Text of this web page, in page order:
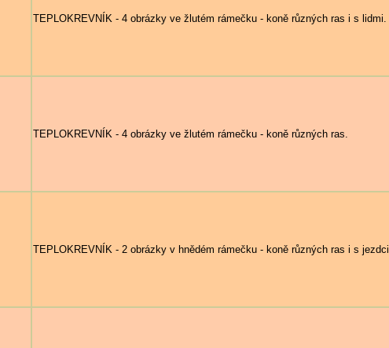
TEPLOKREVNÍK - 4 obrázky ve žlutém rámečku - koně různých ras i s lidmi.
TEPLOKREVNÍK - 4 obrázky ve žlutém rámečku - koně různých ras.
TEPLOKREVNÍK - 2 obrázky v hnědém rámečku - koně různých ras i s jezdci.